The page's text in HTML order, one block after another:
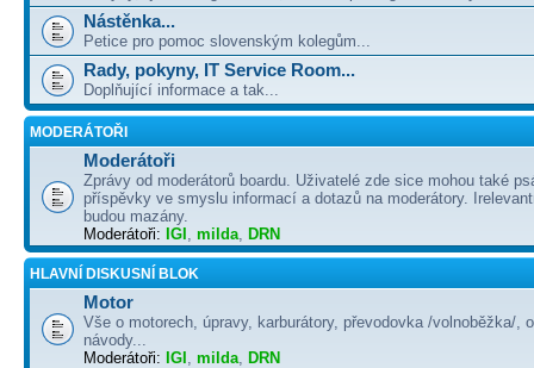
Nástěnka...
Petice pro pomoc slovenským kolegům...
Rady, pokyny, IT Service Room...
Doplňující informace a tak...
MODERÁTOŘI
Moderátoři
Zprávy od moderátorů boardu. Uživatelé zde sice mohou také
příspěvky ve smyslu informací a dotazů na moderátory.
budou mazány.
Moderátoři: IGI , milda, DRN
HLAVNÍ DISKUSNÍ BLOK
Motor
Vše o motorech, úpravy, karburátory, převodovka /volnoběžka/,
návody...
Moderátoři: IGI , milda, DRN